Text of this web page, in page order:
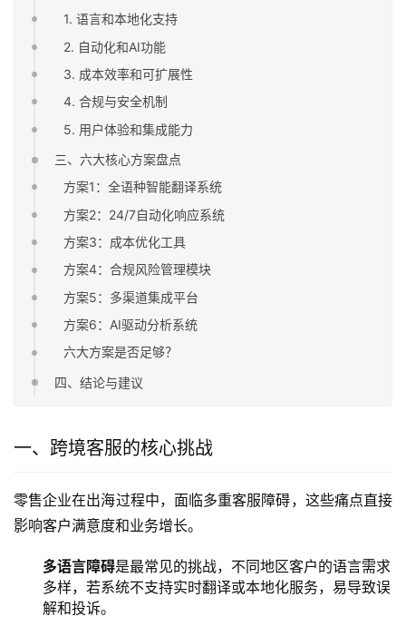
1. 语言和本地化支持
2. 自动化和AI功能
3. 成本效率和可扩展性
4. 合规与安全机制
5. 用户体验和集成能力
三、六大核心方案盘点
方案1：全语种智能翻译系统
方案2：24/7自动化响应系统
方案3：成本优化工具
方案4：合规风险管理模块
方案5：多渠道集成平台
方案6：AI驱动分析系统
六大方案是否足够？
四、结论与建议
一、跨境客服的核心挑战
零售企业在出海过程中，面临多重客服障碍，这些痛点直接
影响客户满意度和业务增长。
多语言障碍是最常见的挑战，不同地区客户的语言需求
多样，若系统不支持实时翻译或本地化服务，易导致误
解和投诉。